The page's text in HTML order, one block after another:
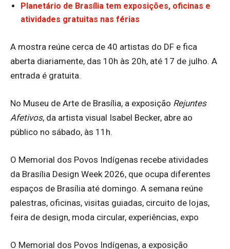
Planetário de Brasília tem exposições, oficinas e
atividades gratuitas nas férias
A mostra reúne cerca de 40 artistas do DF e fica
aberta diariamente, das 10h às 20h, até 17 de julho. A
entrada é gratuita.
No Museu de Arte de Brasília, a exposição Rejuntes
Afetivos, da artista visual Isabel Becker, abre ao
público no sábado, às 11h.
O Memorial dos Povos Indígenas recebe atividades
da Brasília Design Week 2026, que ocupa diferentes
espaços de Brasília até domingo. A semana reúne
palestras, oficinas, visitas guiadas, circuito de lojas,
feira de design, moda circular, experiências, expo
O Memorial dos Povos Indígenas, a exposição